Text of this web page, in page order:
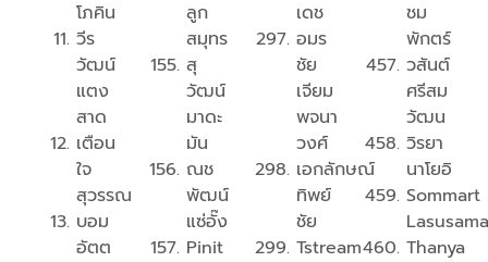
โภคิน
วีร
วัฒน์
แตง
สาด
เตือน
ใจ
สุวรรณ
บอม
อัตต
ลูก
สมุทร
สุ
วัฒน์
มาดะ
มัน
ณช
พัฒน์
แซ่อั๊ง
Pinit
เดช
อมร
ชัย
เจียม
พจนา
วงศ์
เอกลักษณ์
ทิพย์
ชัย
Tstream
ชม
พักตร์
วสันต์
ศรีสม
วัฒน
วิรยา
นาโยอิ
Sommart
Lasusama
Thanya